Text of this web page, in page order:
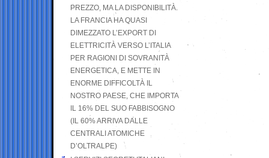
PREZZO, MA LA DISPONIBILITÀ.
LA FRANCIA HA QUASI
DIMEZZATO L’EXPORT DI
ELETTRICITÀ VERSO L’ITALIA
PER RAGIONI DI SOVRANITÀ
ENERGETICA, E METTE IN
ENORME DIFFICOLTÀ IL
NOSTRO PAESE, CHE IMPORTA
IL 16% DEL SUO FABBISOGNO
(IL 60% ARRIVA DALLE
CENTRALI ATOMICHE
D’OLTRALPE)